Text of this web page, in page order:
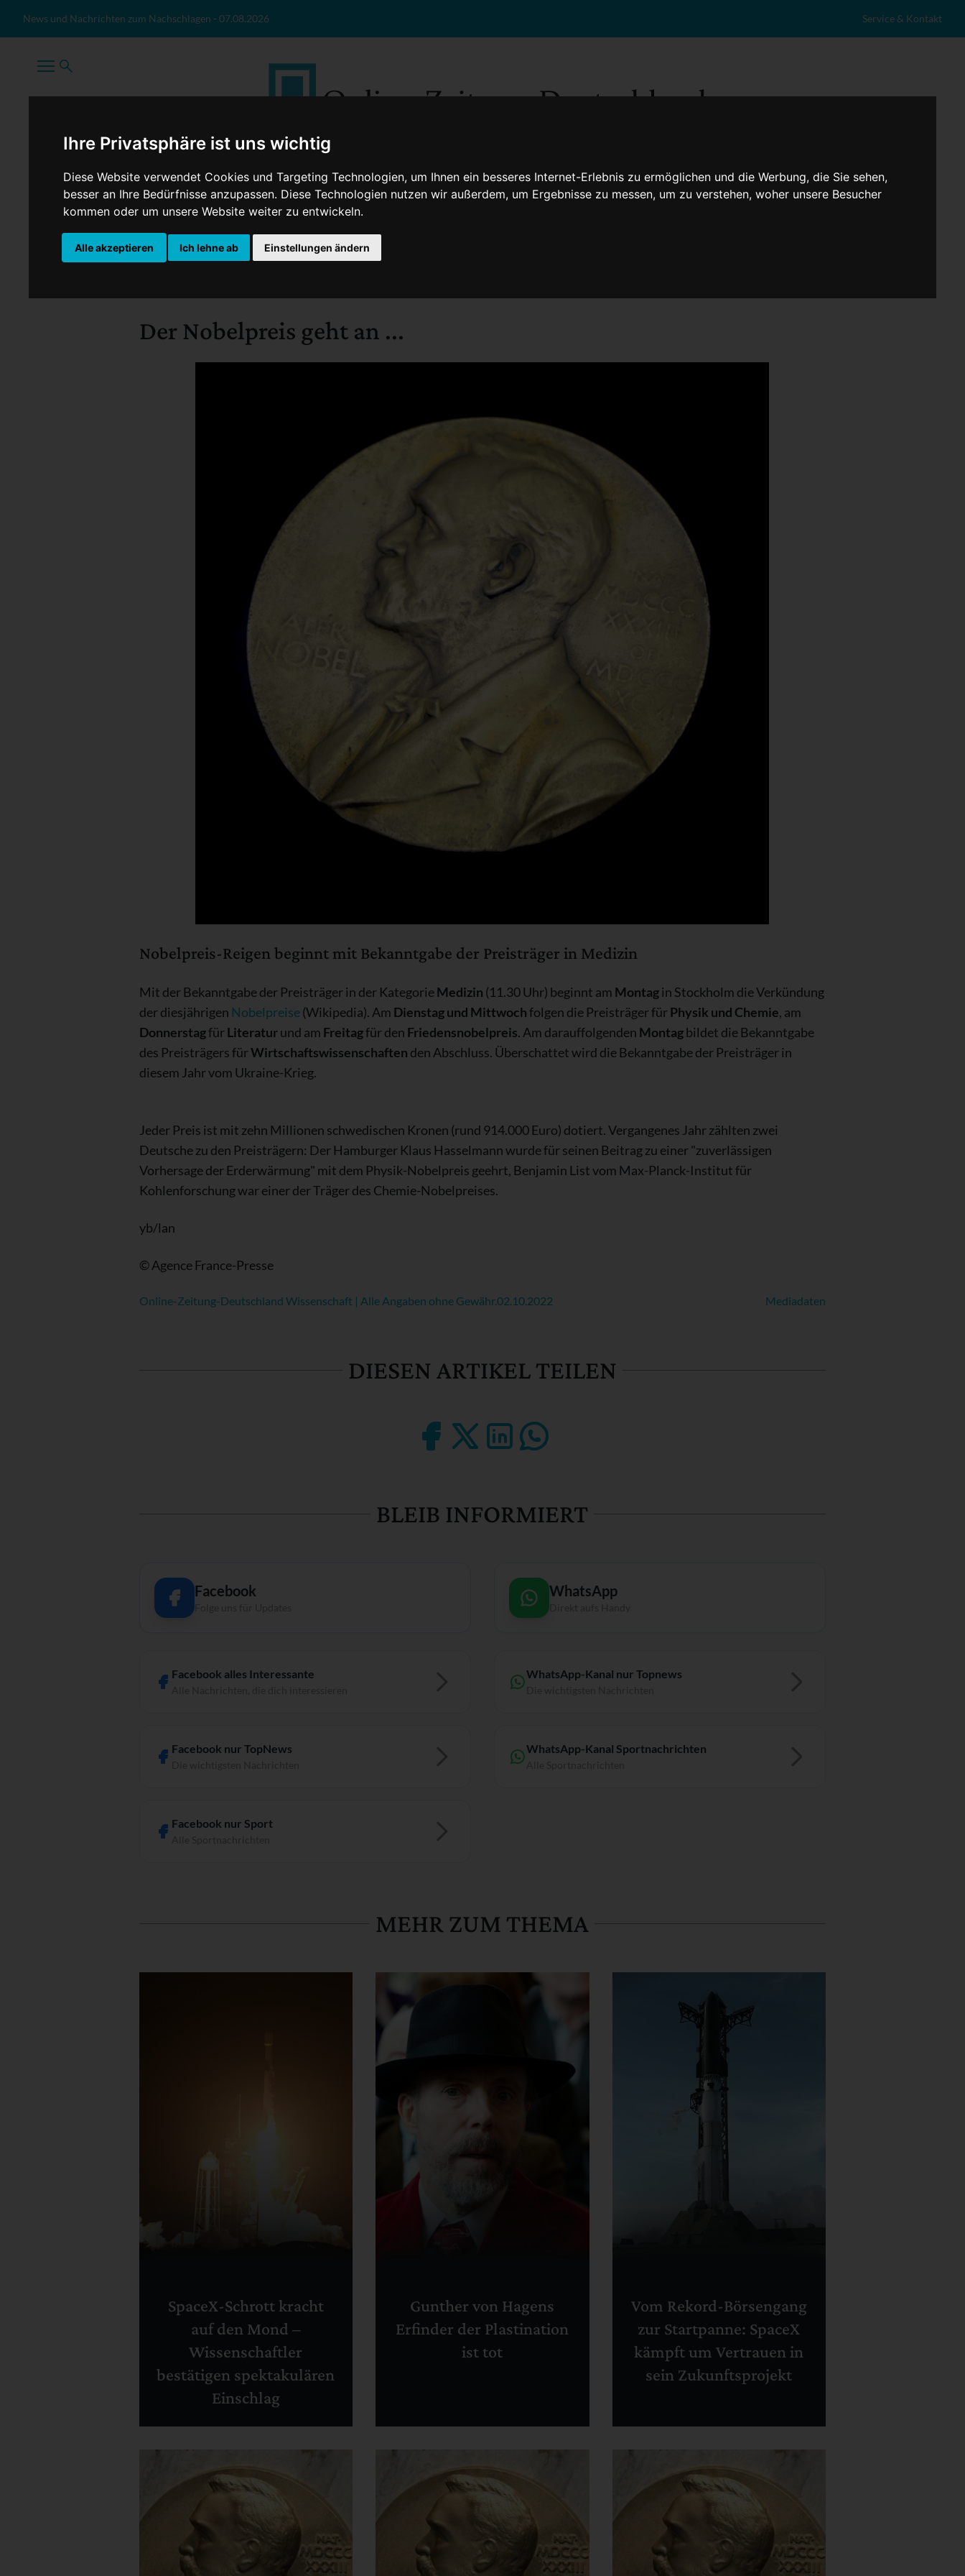
Ihre Privatsphäre ist uns wichtig
Diese Website verwendet Cookies und Targeting Technologien, um Ihnen ein besseres Internet-Erlebnis zu ermöglichen und die Werbung, die Sie sehen,
besser an Ihre Bedürfnisse anzupassen. Diese Technologien nutzen wir außerdem, um Ergebnisse zu messen, um zu verstehen, woher unsere Besucher
kommen oder um unsere Website weiter zu entwickeln.
Alle akzeptieren Ich lehne ab Einstellungen ändern
News und Nachrichten zum Nachschlagen - 07.08.2026 Service & Kontakt
TopNews Politik Sport Wirtschaft Firmennews Gesellschaft
Der Nobelpreis geht an ...
Nobelpreis-Reigen beginnt mit Bekanntgabe der Preisträger in Medizin
Mit der Bekanntgabe der Preisträger in der KategorieMedizin (11.30 Uhr) beginnt am Montagin Stockholm die Verkündung
der diesjährigen Nobelpreise(Wikipedia). Am Dienstag und Mittwochfolgen die Preisträger fürPhysik und Chemie, am
DonnerstagfürLiteraturund am Freitagfür den Friedensnobelpreis. Am darauffolgenden Montagbildet die Bekanntgabe
des Preisträgers fürWirtschaftswissenschaften den Abschluss. Überschattet wird die Bekanntgabe der Preisträger in
diesem Jahr vom Ukraine-Krieg.
Jeder Preis ist mit zehn Millionen schwedischen Kronen (rund 914.000 Euro) dotiert. Vergangenes Jahr zählten zwei
Deutsche zu den Preisträgern: Der Hamburger Klaus Hasselmann wurde für seinen Beitrag zu einer "zuverlässigen
Vorhersage der Erderwärmung" mit dem Physik-Nobelpreis geehrt, Benjamin List vom Max-Planck-Institut für
Kohlenforschung war einer der Träger des Chemie-Nobelpreises.
yb/lan
© Agence France-Presse
Online-Zeitung-Deutschland Wissenschaft | Alle Angaben ohne Gewähr.02.10.2022 Mediadaten
DIESEN ARTIKEL TEILEN
BLEIB INFORMIERT
Facebook
Folge uns für Updates
Facebook alles Interessante
Facebook nur TopNews
Facebook nur Sport
WhatsApp
Direkt aufs Handy
WhatsApp-Kanal nur Topnews
WhatsApp-Kanal Sportnachrichten
MEHR ZUM THEMA
SpaceX-Schrott kracht
auf den Mond –
Wissenschaftler
bestätigen spektakulären
Einschlag
Gunther von Hagens
Erfinder der Plastination
ist tot
Vom Rekord-Börsengang
zur Startpanne: SpaceX
kämpft um Vertrauen in
sein Zukunftsprojekt